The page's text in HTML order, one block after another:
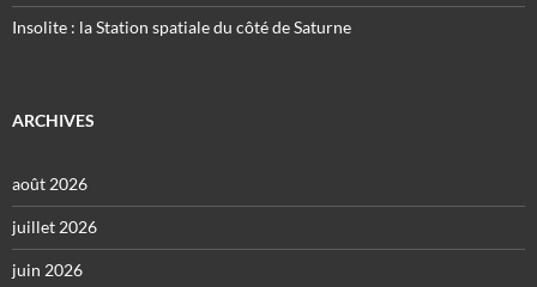
Insolite : la Station spatiale du côté de Saturne
ARCHIVES
août 2026
juillet 2026
juin 2026